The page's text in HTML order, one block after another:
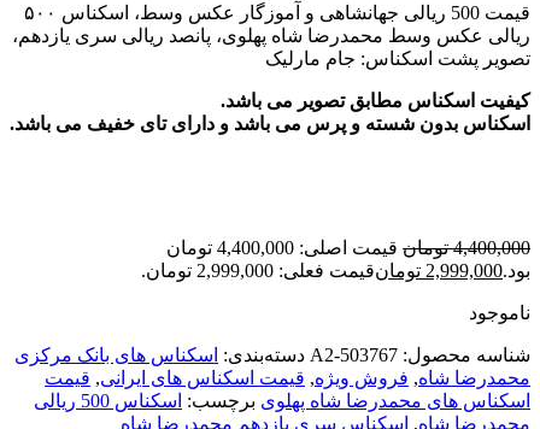
قیمت 500 ریالی جهانشاهی و آموزگار عکس وسط، اسکناس ۵۰۰
ریالی عکس وسط محمدرضا شاه پهلوی، پانصد ریالی سری یازدهم،
تصویر پشت اسکناس: جام مارلیک
کیفیت اسکناس مطابق تصویر می باشد.
اسکناس بدون شسته و پرس می باشد و دارای تای خفیف می باشد.
4,400,000 تومان
قیمت اصلی: 4,400,000 تومان
بود.2,999,000 تومانقیمت فعلی: 2,999,000 تومان.
ناموجود
شناسه محصول: A2-503767 دسته‌بندی: اسکناس های بانک مرکزی
محمدرضا شاه, فروش ویژه, قیمت اسکناس های ایرانی, قیمت
اسکناس های محمدرضا شاه پهلوی برچسب:
اسکناس 500 ریالی
محمدرضا شاه, اسکناس سری یازدهم محمدرضا شاه